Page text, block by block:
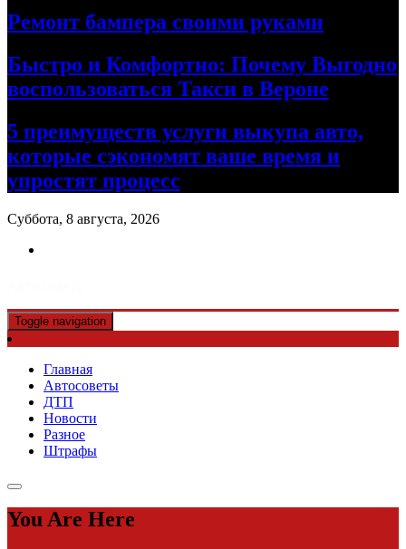
Ремонт бампера своими руками
Быстро и Комфортно: Почему Выгодно
воспользоваться Такси в Вероне
5 преимуществ услуги выкупа авто,
которые сэкономят ваше время и
упростят процесс
Суббота, 8 августа, 2026
Toggle navigation
Главная
Автосоветы
ДТП
Новости
Разное
Штрафы
You Are Here